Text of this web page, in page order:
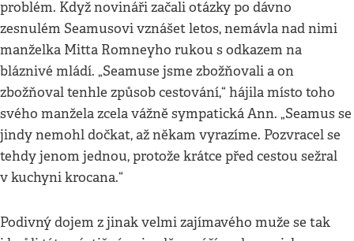
problém. Když novináři začali otázky po dávno
zesnulém Seamusovi vznášet letos, nemávla nad nimi
manželka Mitta Romneyho rukou s odkazem na
bláznivé mládí. „Seamuse jsme zbožňovali a on
zbožňoval tenhle způsob cestování,“ hájila místo toho
svého manžela zcela vážně sympatická Ann. „Seamus se
jindy nemohl dočkat, až někam vyrazíme. Pozvracel se
tehdy jenom jednou, protože krátce před cestou sežral
v kuchyni krocana.“
Podivný dojem z jinak velmi zajímavého muže se tak